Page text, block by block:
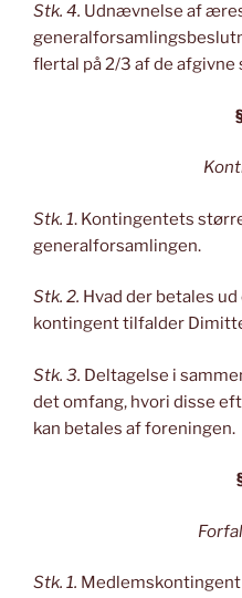
Stk. 4. Udnævnelse af
flertal på 2/3 af de afgivne
Stk. 1. Kontingentets
generalforsamlingen.
Stk. 2. Hvad der betales
kontingent tilfalder
Stk. 3. Deltagelse i
det omfang, hvori disse
kan betales af foreningen.
Stk. 1.